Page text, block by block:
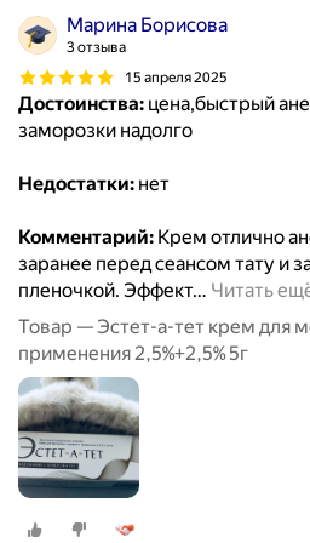
Марина Борисова
3 отзыва
15 апреля 2025
Достоинства: цена,быстрый
заморозки надолго
Недостатки: нет
Комментарий: Крем отлично
заранее перед сеансом тату и
пленочкой. Эффект… Читать
Товар — Эстет-а-тет крем для
применения 2,5%+2,5% 5г